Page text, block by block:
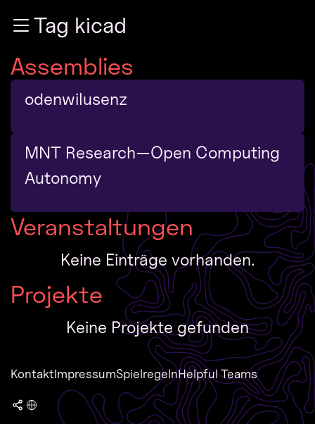
Zum InhaltTag kicad
Assemblies
odenwilusenz
MNT Research—Open Computing
Autonomy
Veranstaltungen
Keine Einträge vorhanden.
Projekte
Keine Projekte gefunden
KontaktImpressumSpielregelnHelpful Teams